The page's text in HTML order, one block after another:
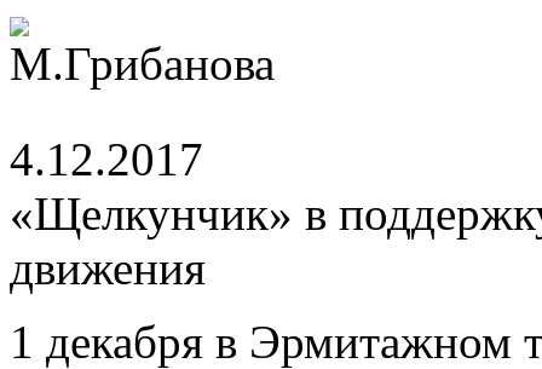
4.12.2017
«Щелкунчик» в
движения
1 декабря в Эрмитажном